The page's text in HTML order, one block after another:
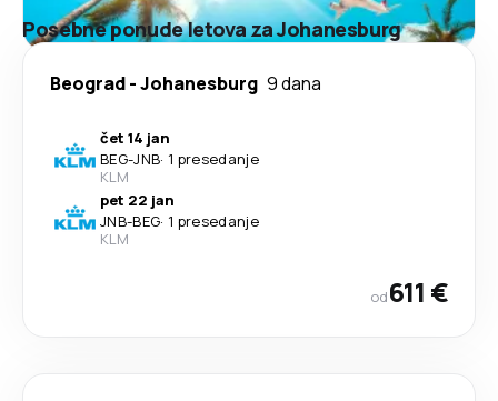
Posebne ponude letova za Johanesburg
Beograd-Johanesburg 9 dana
čet 14 jan
BEG-JNB· 1 presedanje
KLM
pet 22 jan
JNB-BEG· 1 presedanje
KLM
od611 €